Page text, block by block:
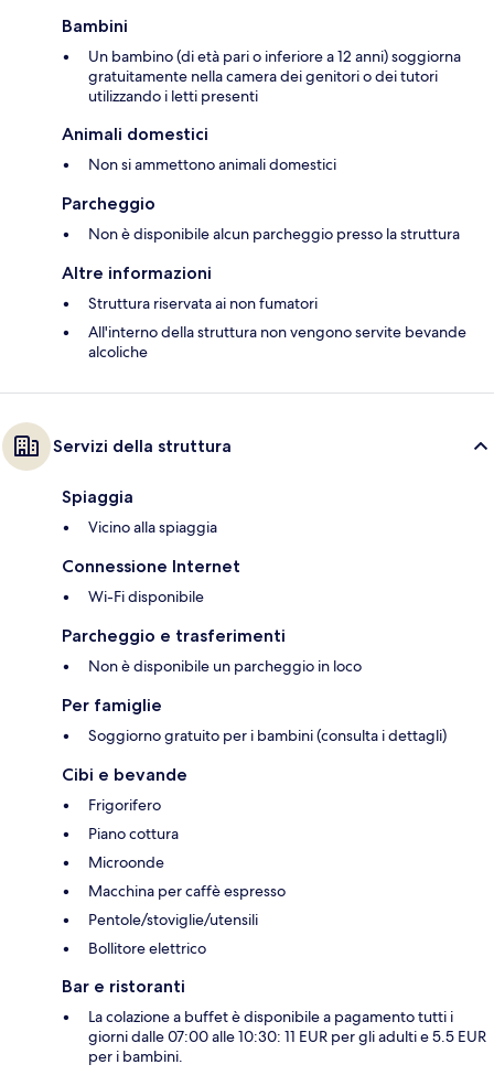
Bambini
Un bambino (di età pari o inferiore a 12 anni) soggiorna
gratuitamente nella camera dei genitori o dei tutori
utilizzando i letti presenti
Animali domestici
Non si ammettono animali domestici
Parcheggio
Non è disponibile alcun parcheggio presso la struttura
Altre informazioni
Struttura riservata ai non fumatori
All'interno della struttura non vengono servite bevande
alcoliche
Servizi della struttura
Spiaggia
Vicino alla spiaggia
Connessione Internet
Wi-Fi disponibile
Parcheggio e trasferimenti
Non è disponibile un parcheggio in loco
Per famiglie
Soggiorno gratuito per i bambini (consulta i dettagli)
Cibi e bevande
Frigorifero
Piano cottura
Microonde
Macchina per caffè espresso
Pentole/stoviglie/utensili
Bollitore elettrico
Bar e ristoranti
La colazione a buffet è disponibile a pagamento tutti i
giorni dalle 07:00 alle 10:30: 11 EUR per gli adulti e 5.5 EUR
per i bambini.